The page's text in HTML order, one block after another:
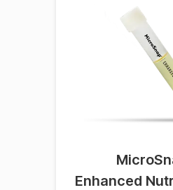
Enhanced